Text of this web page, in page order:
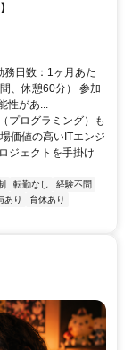
務日数：1ヶ月あた
、休憩60分） 参加
があ...
プログラミング）も
価値の高いITエンジ
ジェクトを手掛け
転勤なし
経験不問
あり
育休あり